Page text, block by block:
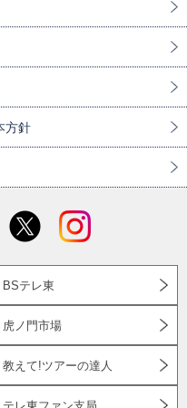
方針
BSテレ東
虎ノ門市場
教えて!ツアーの達人